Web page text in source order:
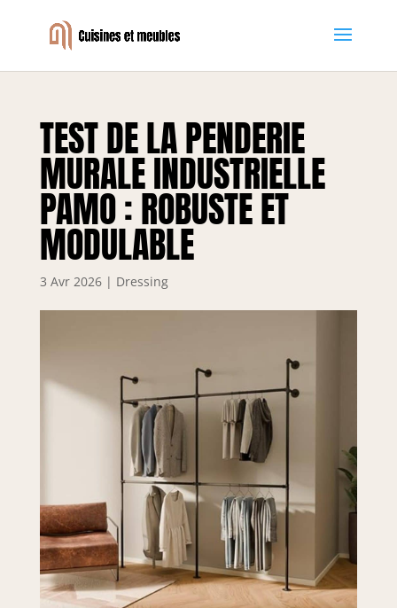
TEST DE LA PENDERIE
MURALE INDUSTRIELLE
PAMO : ROBUSTE ET
MODULABLE
3 Avr 2026| Dressing